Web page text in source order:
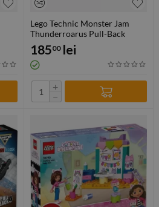
Lego Technic Monster Jam
Thunderroarus Pull-Back
42200
18500 lei
+
−